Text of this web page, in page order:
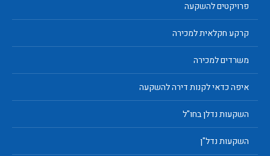
פרויקטים להשקעה
קרקע חקלאית למכירה
משרדים למכירה
איפה כדאי לקנות דירה להשקעה
השקעות נדלן בחו"ל
השקעות נדל"ן